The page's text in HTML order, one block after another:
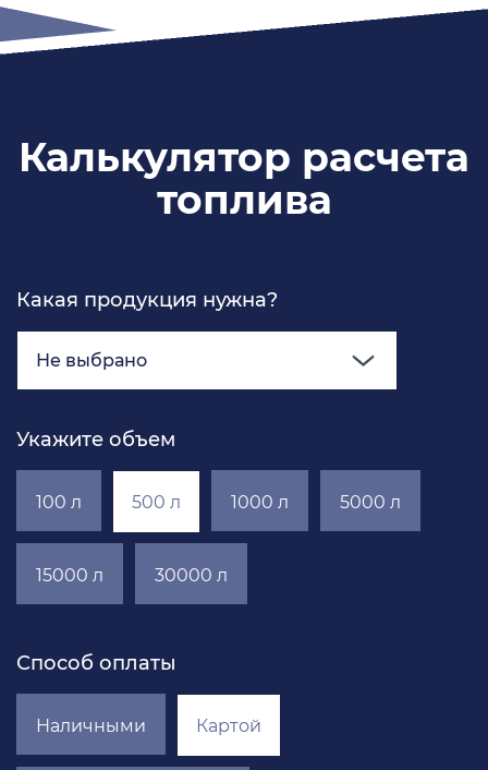
Калькулятор расчета
топлива
Какая продукция нужна?
Не выбрано
Укажите объем
100 л 500 л 1000 л 5000 л
15000 л 30000 л
Способ оплаты
Наличными Картой